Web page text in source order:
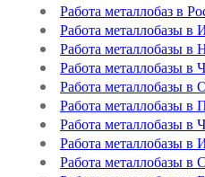
Работа металлобаз в
Работа металлобазы в
Работа металлобазы в
Работа металлобазы в
Работа металлобазы в
Работа металлобазы в
Работа металлобазы в
Работа металлобазы в
Работа металлобазы в